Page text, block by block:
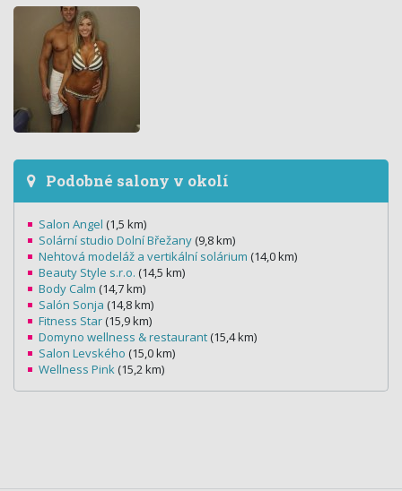
Podobné salony v okolí
Salon Angel (1,5 km)
Solární studio Dolní Břežany (9,8 km)
Nehtová modeláž a vertikální solárium (14,0 km)
Beauty Style s.r.o. (14,5 km)
Body Calm (14,7 km)
Salón Sonja (14,8 km)
Fitness Star (15,9 km)
Domyno wellness & restaurant (15,4 km)
Salon Levského (15,0 km)
Wellness Pink (15,2 km)